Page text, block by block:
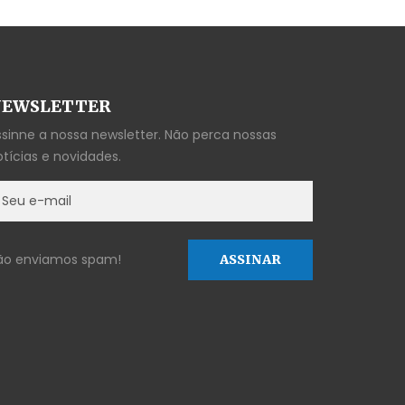
a nossa newsletter. Não perca nossas
e novidades.
enviamos spam!